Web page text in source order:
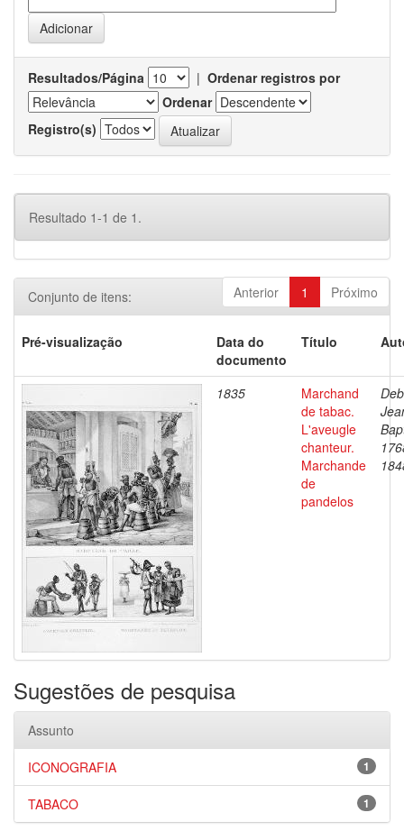
Resultados/Página | Ordenar registros por
Ordenar
Registro(s)
Resultado 1-1 de 1.
Anterior 1 Próximo
Conjunto de itens:
Pré-visualização
Data do
documento
Título
1835
Marchand
de tabac.
L'aveugle
chanteur.
Marchande
de
pandelos
Sugestões de pesquisa
Assunto
1
ICONOGRAFIA
1
TABACO